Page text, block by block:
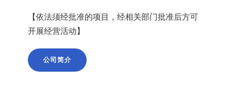
【依法须经批准的项目，经相关部门批准后方可
开展经营活动】
公司简介